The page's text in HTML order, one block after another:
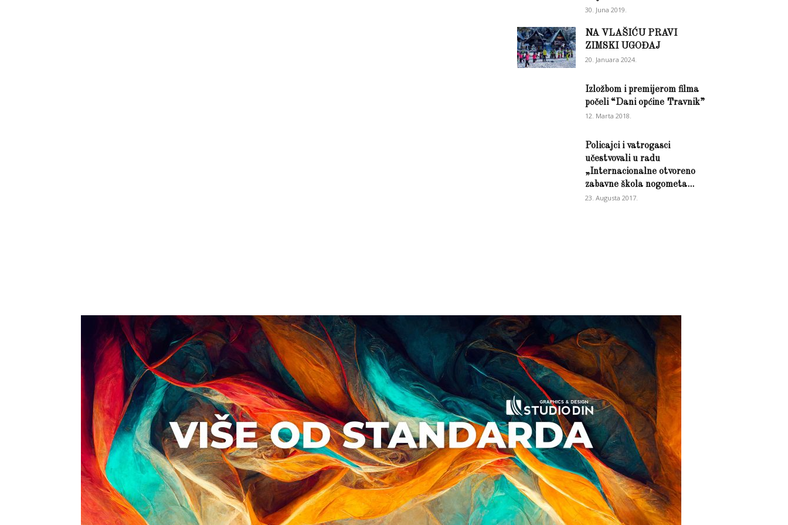
30. Juna 2019.
NA VLAŠIĆU PRAVI
ZIMSKI UGOĐAJ
20. Januara 2024.
Izložbom i premijerom filma
počeli “Dani općine Travnik”
12. Marta 2018.
Policajci i vatrogasci
učestvovali u radu
„Internacionalne otvoreno
zabavne škola nogometa...
23. Augusta 2017.